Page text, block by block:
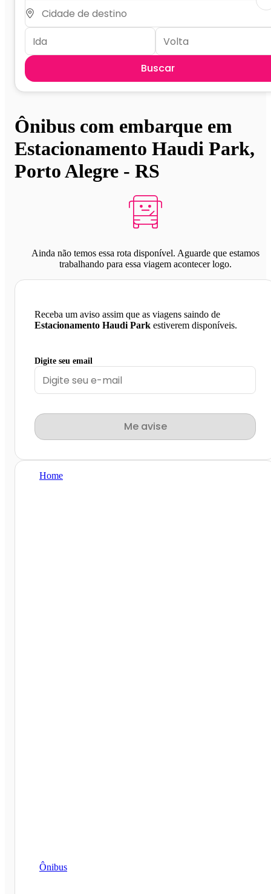
Buscar
Ônibus com embarque em
Estacionamento Haudi Park,
Porto Alegre - RS
Ainda não temos essa rota disponível. Aguarde que estamos
trabalhando para essa viagem acontecer logo.
Receba um aviso assim que as viagens saindo de
Estacionamento Haudi Park estiverem disponíveis.
Digite seu email
Me avise
Home
Ônibus